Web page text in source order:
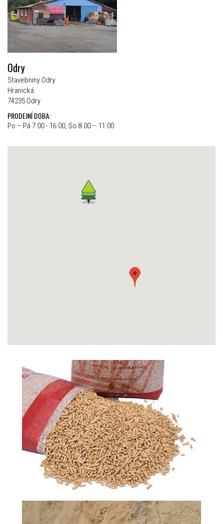
Odry
Stavebniny Odry
Hranická
74235 Odry
PRODEJNÍ DOBA:
Po – Pá 7.00 - 16.00, So 8.00 – 11.00